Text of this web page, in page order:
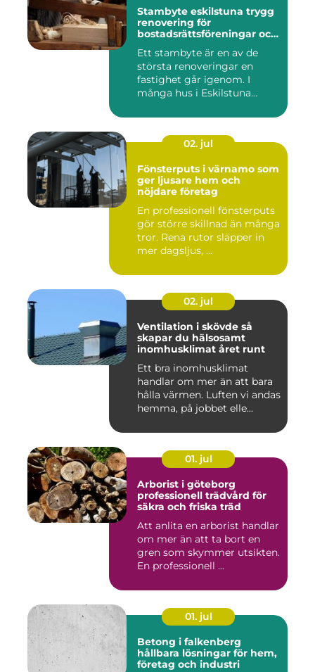
Stambyte eskilstuna trygg
renovering för
bostadsrättsföreningar och
Ett stambyte är en av de
största renoveringar en
fastighet går igenom. I
många hus i Eskilstuna
02. jul
Fönsterputs i värnamo som
ger ljusare hem och
nöjdare företag
En professionell fönsterputs
gör större skillnad än många
tror. Rena rutor släpper in
mer dagsljus, ...
02. jul
Ventilation i skövde så
skapar du hälsosamt
inomhusklimat året runt
Ett bra inomhusklimat
handlar om mer än att bara
hålla värmen. Luften vi andas
hemma, på jobbet elle...
01. jul
Arborist i göteborg
professionell trädvård för
säkra och friska träd
Att anlita en arborist handlar
om mer än att ta bort en
gren som skymmer utsikten.
En professionell ...
01. jul
Betong i falkenberg
hållbara lösningar för hem,
företag och industri